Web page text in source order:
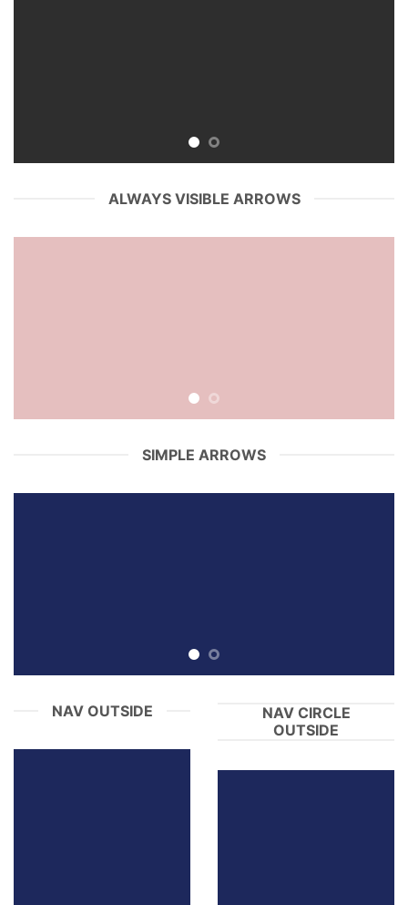
ALWAYS VISIBLE ARROWS
SIMPLE ARROWS
NAV OUTSIDE
NAV CIRCLE
OUTSIDE